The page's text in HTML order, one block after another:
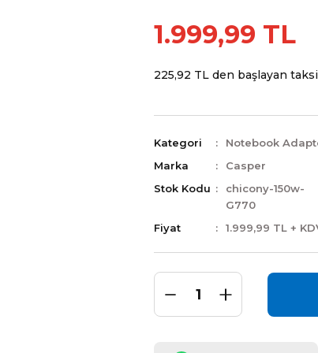
1.999,99 TL
225,92 TL den başlayan
Kategori
Notebook
Marka
Casper
Stok Kodu
chicony-150w-
G770
Fiyat
1.999,99 TL +